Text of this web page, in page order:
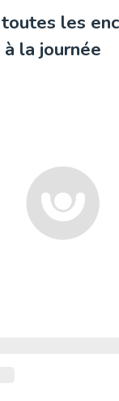
les
la journée